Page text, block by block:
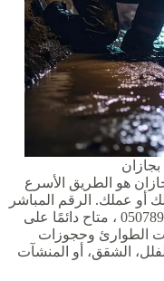
هو الطريق الأسرع
أو عملك. الرقم المباشر
لشركة الرحمة للخدمات المنزلية هو 0507898771 ، متاح دائمًا على
الطوارئ وحجوزات
الشقق، أو المنشآت